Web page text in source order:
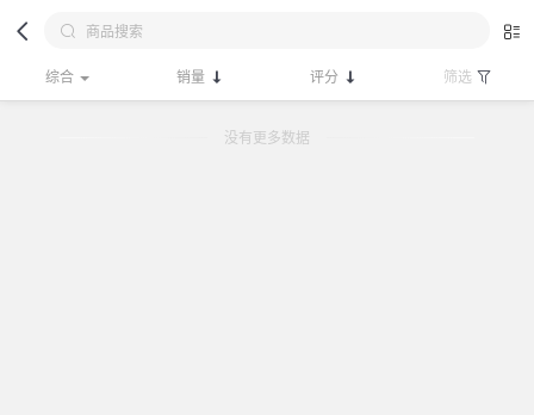
综合 销量 评分 筛选
没有更多数据